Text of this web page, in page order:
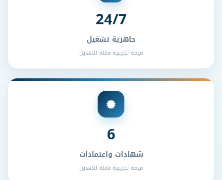
24/7
جاهزية تشغيل
قيمة تجريبية قابلة للتعديل
6
شهادات واعتمادات
قيمة تجريبية قابلة للتعديل